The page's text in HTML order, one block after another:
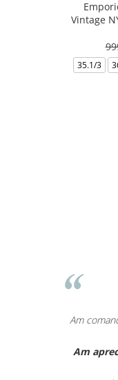
Vintage
35.1/3
Am
Am